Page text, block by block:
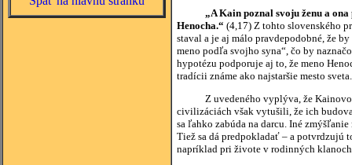
„A Kain poznal svoju ženu a
Henocha.“ (4,17) Z tohto slovenského
staval a je aj málo pravdepodobné, že
meno podľa svojho syna“, čo by
hypotézu podporuje aj to, že meno
tradícii známe ako najstaršie mesto sveta.
Z uvedeného vyplýva, že Kainovo
civilizáciách však vytušili, že ich
sa ľahko zabúda na darcu. Iné
Tiež sa dá predpokladať – a potvrdzujú
napríklad pri živote v rodinných